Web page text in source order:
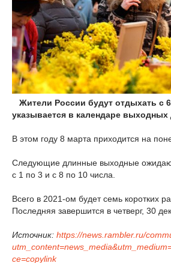
Жители России будут отдыхать с
указывается в календаре выходных
В этом году 8 марта приходится на
Следующие длинные выходные
с 1 по 3 и с 8 по 10 числа.
Всего в 2021-ом будет семь коротких
Последняя завершится в четверг, 30
Источник: https://news.rambler.ru/
ce=copylink